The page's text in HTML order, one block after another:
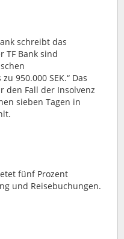
schreibt das
TF Bank sind
950.000 SEK.“ Das
den Fall der Insolvenz
sieben Tagen in
fünf Prozent
und Reisebuchungen.